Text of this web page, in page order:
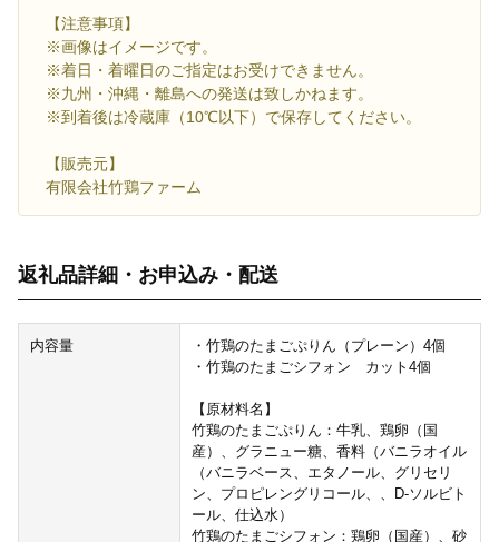
【注意事項】
※画像はイメージです。
※着日・着曜日のご指定はお受けできません。
※九州・沖縄・離島への発送は致しかねます。
※到着後は冷蔵庫（10℃以下）で保存してください。
【販売元】
有限会社竹鶏ファーム
返礼品詳細・お申込み・配送
内容量
・竹鶏のたまごぷりん（プレーン）4個
・竹鶏のたまごシフォン カット4個
【原材料名】
竹鶏のたまごぷりん：牛乳、鶏卵（国
産）、グラニュー糖、香料（バニラオイル
（バニラベース、エタノール、グリセリ
ン、プロピレングリコール、、D-ソルビト
ール、仕込水）
竹鶏のたまごシフォン：鶏卵（国産）、砂